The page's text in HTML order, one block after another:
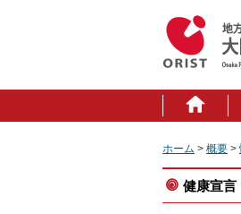
ホーム > 概要 >
健康宣言